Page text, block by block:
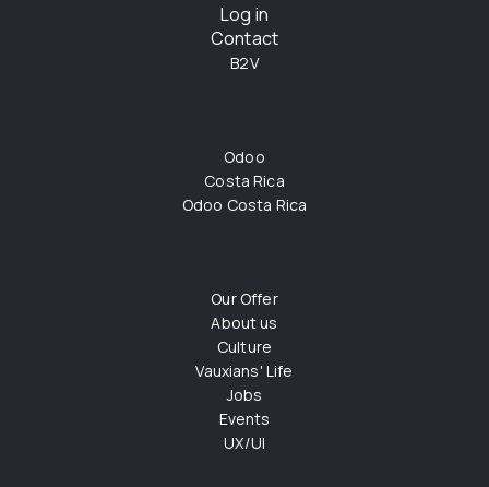
Log in
Contact
B2V
Odoo
Costa Rica
Odoo Costa Rica
Our Offer
About us
Culture
Vauxians' Life
Jobs
Events
UX/UI